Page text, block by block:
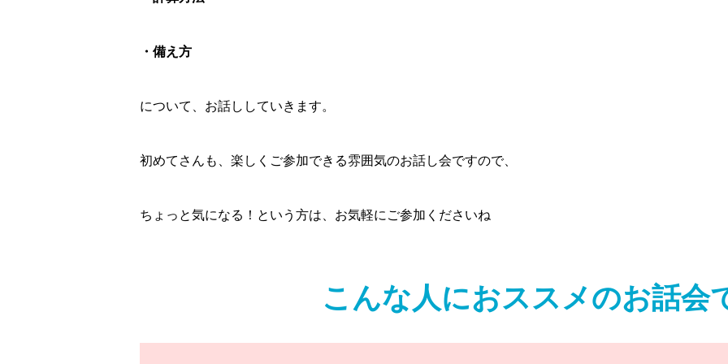
・備え方
について、お話ししていきます。
初めてさんも、楽しくご参加できる雰囲気のお話し会ですので、
ちょっと気になる！という方は、お気軽にご参加くださいね
こんな人におススメのお話会